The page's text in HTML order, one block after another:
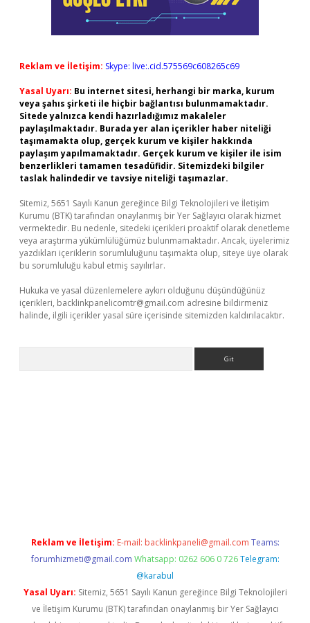
Reklam ve İletişim: Skype: live:.cid.575569c608265c69
Yasal Uyarı: Bu internet sitesi, herhangi bir marka, kurum
veya şahıs şirketi ile hiçbir bağlantısı bulunmamaktadır.
Sitede yalnızca kendi hazırladığımız makaleler
paylaşılmaktadır. Burada yer alan içerikler haber niteliği
taşımamakta olup, gerçek kurum ve kişiler hakkında
paylaşım yapılmamaktadır. Gerçek kurum ve kişiler ile isim
benzerlikleri tamamen tesadüfidir. Sitemizdeki bilgiler
taslak halindedir ve tavsiye niteliği taşımazlar.
Sitemiz, 5651 Sayılı Kanun gereğince Bilgi Teknolojileri ve İletişim
Kurumu (BTK) tarafından onaylanmış bir Yer Sağlayıcı olarak hizmet
vermektedir. Bu nedenle, sitedeki içerikleri proaktif olarak denetleme
veya araştırma yükümlülüğümüz bulunmamaktadır. Ancak, üyelerimiz
yazdıkları içeriklerin sorumluluğunu taşımakta olup, siteye üye olarak
bu sorumluluğu kabul etmiş sayılırlar.
Hukuka ve yasal düzenlemelere aykırı olduğunu düşündüğünüz
içerikleri, backlinkpanelicomtr@gmail.com adresine bildirmeniz
halinde, ilgili içerikler yasal süre içerisinde sitemizden kaldırılacaktır.
Reklam ve İletişim: E-mail: backlinkpaneli@gmail.com Teams:
forumhizmeti@gmail.com Whatsapp: 0262 606 0 726 Telegram:
@karabul
Yasal Uyarı: Sitemiz, 5651 Sayılı Kanun gereğince Bilgi Teknolojileri
ve İletişim Kurumu (BTK) tarafından onaylanmış bir Yer Sağlayıcı